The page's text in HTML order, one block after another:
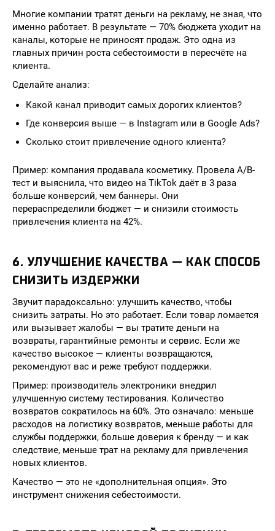
Многие компании тратят деньги на рекламу, не зная, что
именно работает. В результате — 70% бюджета уходит на
каналы, которые не приносят продаж. Это одна из
главных причин роста себестоимости в пересчёте на
клиента.
Сделайте анализ:
Какой канал приводит самых дорогих клиентов?
Где конверсия выше — в Instagram или в Google Ads?
Сколько стоит привлечение одного клиента?
Пример: компания продавала косметику. Провела A/B-
тест и выяснила, что видео на TikTok даёт в 3 раза
больше конверсий, чем баннеры. Они
перераспределили бюджет — и снизили стоимость
привлечения клиента на 42%.
6. УЛУЧШЕНИЕ КАЧЕСТВА — КАК СПОСОБ
СНИЗИТЬ ИЗДЕРЖКИ
Звучит парадоксально: улучшить качество, чтобы
снизить затраты. Но это работает. Если товар ломается
или вызывает жалобы — вы тратите деньги на
возвраты, гарантийные ремонты и сервис. Если же
качество высокое — клиенты возвращаются,
рекомендуют вас и реже требуют поддержки.
Пример: производитель электроники внедрил
улучшенную систему тестирования. Количество
возвратов сократилось на 60%. Это означало: меньше
расходов на логистику возвратов, меньше работы для
службы поддержки, больше доверия к бренду — и как
следствие, меньше трат на рекламу для привлечения
новых клиентов.
Качество — это не «дополнительная опция». Это
инструмент снижения себестоимости.